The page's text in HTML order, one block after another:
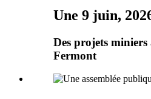
Une 9 juin,
Des projets
Fermont